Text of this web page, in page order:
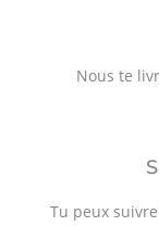
Nous te
Tu peux